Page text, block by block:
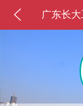
广东长